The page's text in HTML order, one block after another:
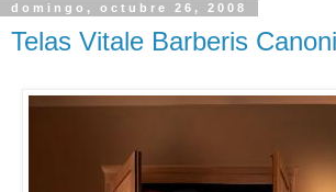
domingo, octubre 26, 2008
Telas Vitale Barberis